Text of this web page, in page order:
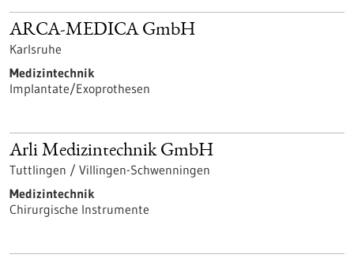
ARCA-MEDICA GmbH
Karlsruhe
Medizintechnik
Implantate/Exoprothesen
Arli Medizintechnik GmbH
Tuttlingen / Villingen-Schwenningen
Medizintechnik
Chirurgische Instrumente